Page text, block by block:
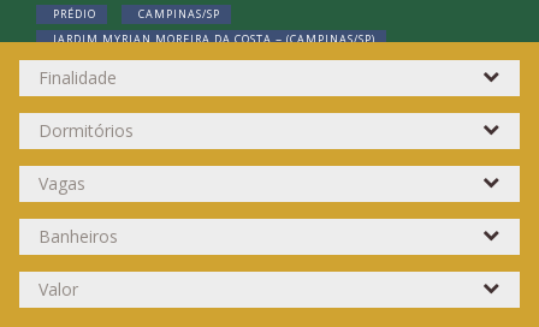
PRÉDIO
CAMPINAS/SP
JARDIM MYRIAN MOREIRA DA COSTA ~ (CAMPINAS/SP)